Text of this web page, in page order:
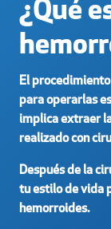
¿Qué
El
para operarlas
implica extraer
realizado con
Después de la
tu estilo de vida
hemorroides.